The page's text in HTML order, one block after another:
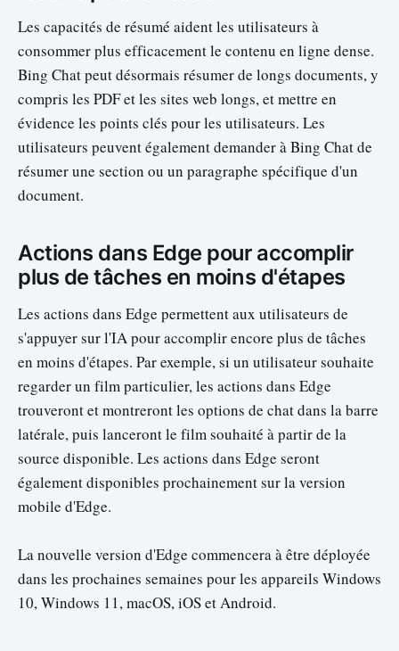
Les capacités de résumé aident les utilisateurs à
consommer plus efficacement le contenu en ligne dense.
Bing Chat peut désormais résumer de longs documents, y
compris les PDF et les sites web longs, et mettre en
évidence les points clés pour les utilisateurs. Les
utilisateurs peuvent également demander à Bing Chat de
résumer une section ou un paragraphe spécifique d'un
document.
Actions dans Edge pour accomplir
plus de tâches en moins d'étapes
Les actions dans Edge permettent aux utilisateurs de
s'appuyer sur l'IA pour accomplir encore plus de tâches
en moins d'étapes. Par exemple, si un utilisateur souhaite
regarder un film particulier, les actions dans Edge
trouveront et montreront les options de chat dans la barre
latérale, puis lanceront le film souhaité à partir de la
source disponible. Les actions dans Edge seront
également disponibles prochainement sur la version
mobile d'Edge.
La nouvelle version d'Edge commencera à être déployée
dans les prochaines semaines pour les appareils Windows
10, Windows 11, macOS, iOS et Android.